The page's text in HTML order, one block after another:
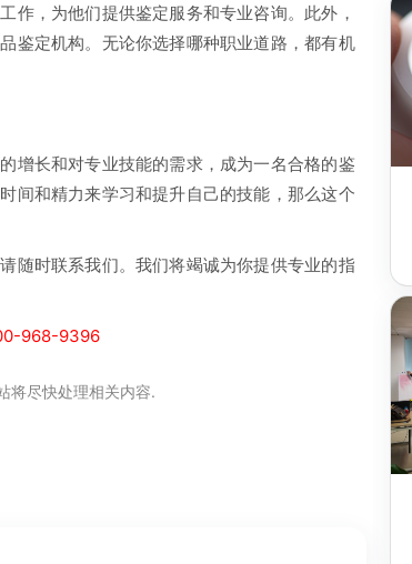
作，为他们提供鉴定服务和专业咨询。此外，
鉴定机构。无论你选择哪种职业道路，都有机
增长和对专业技能的需求，成为一名合格的鉴
间和精力来学习和提升自己的技能，那么这个
随时联系我们。我们将竭诚为你提供专业的指
968-9396
将尽快处理相关内容.